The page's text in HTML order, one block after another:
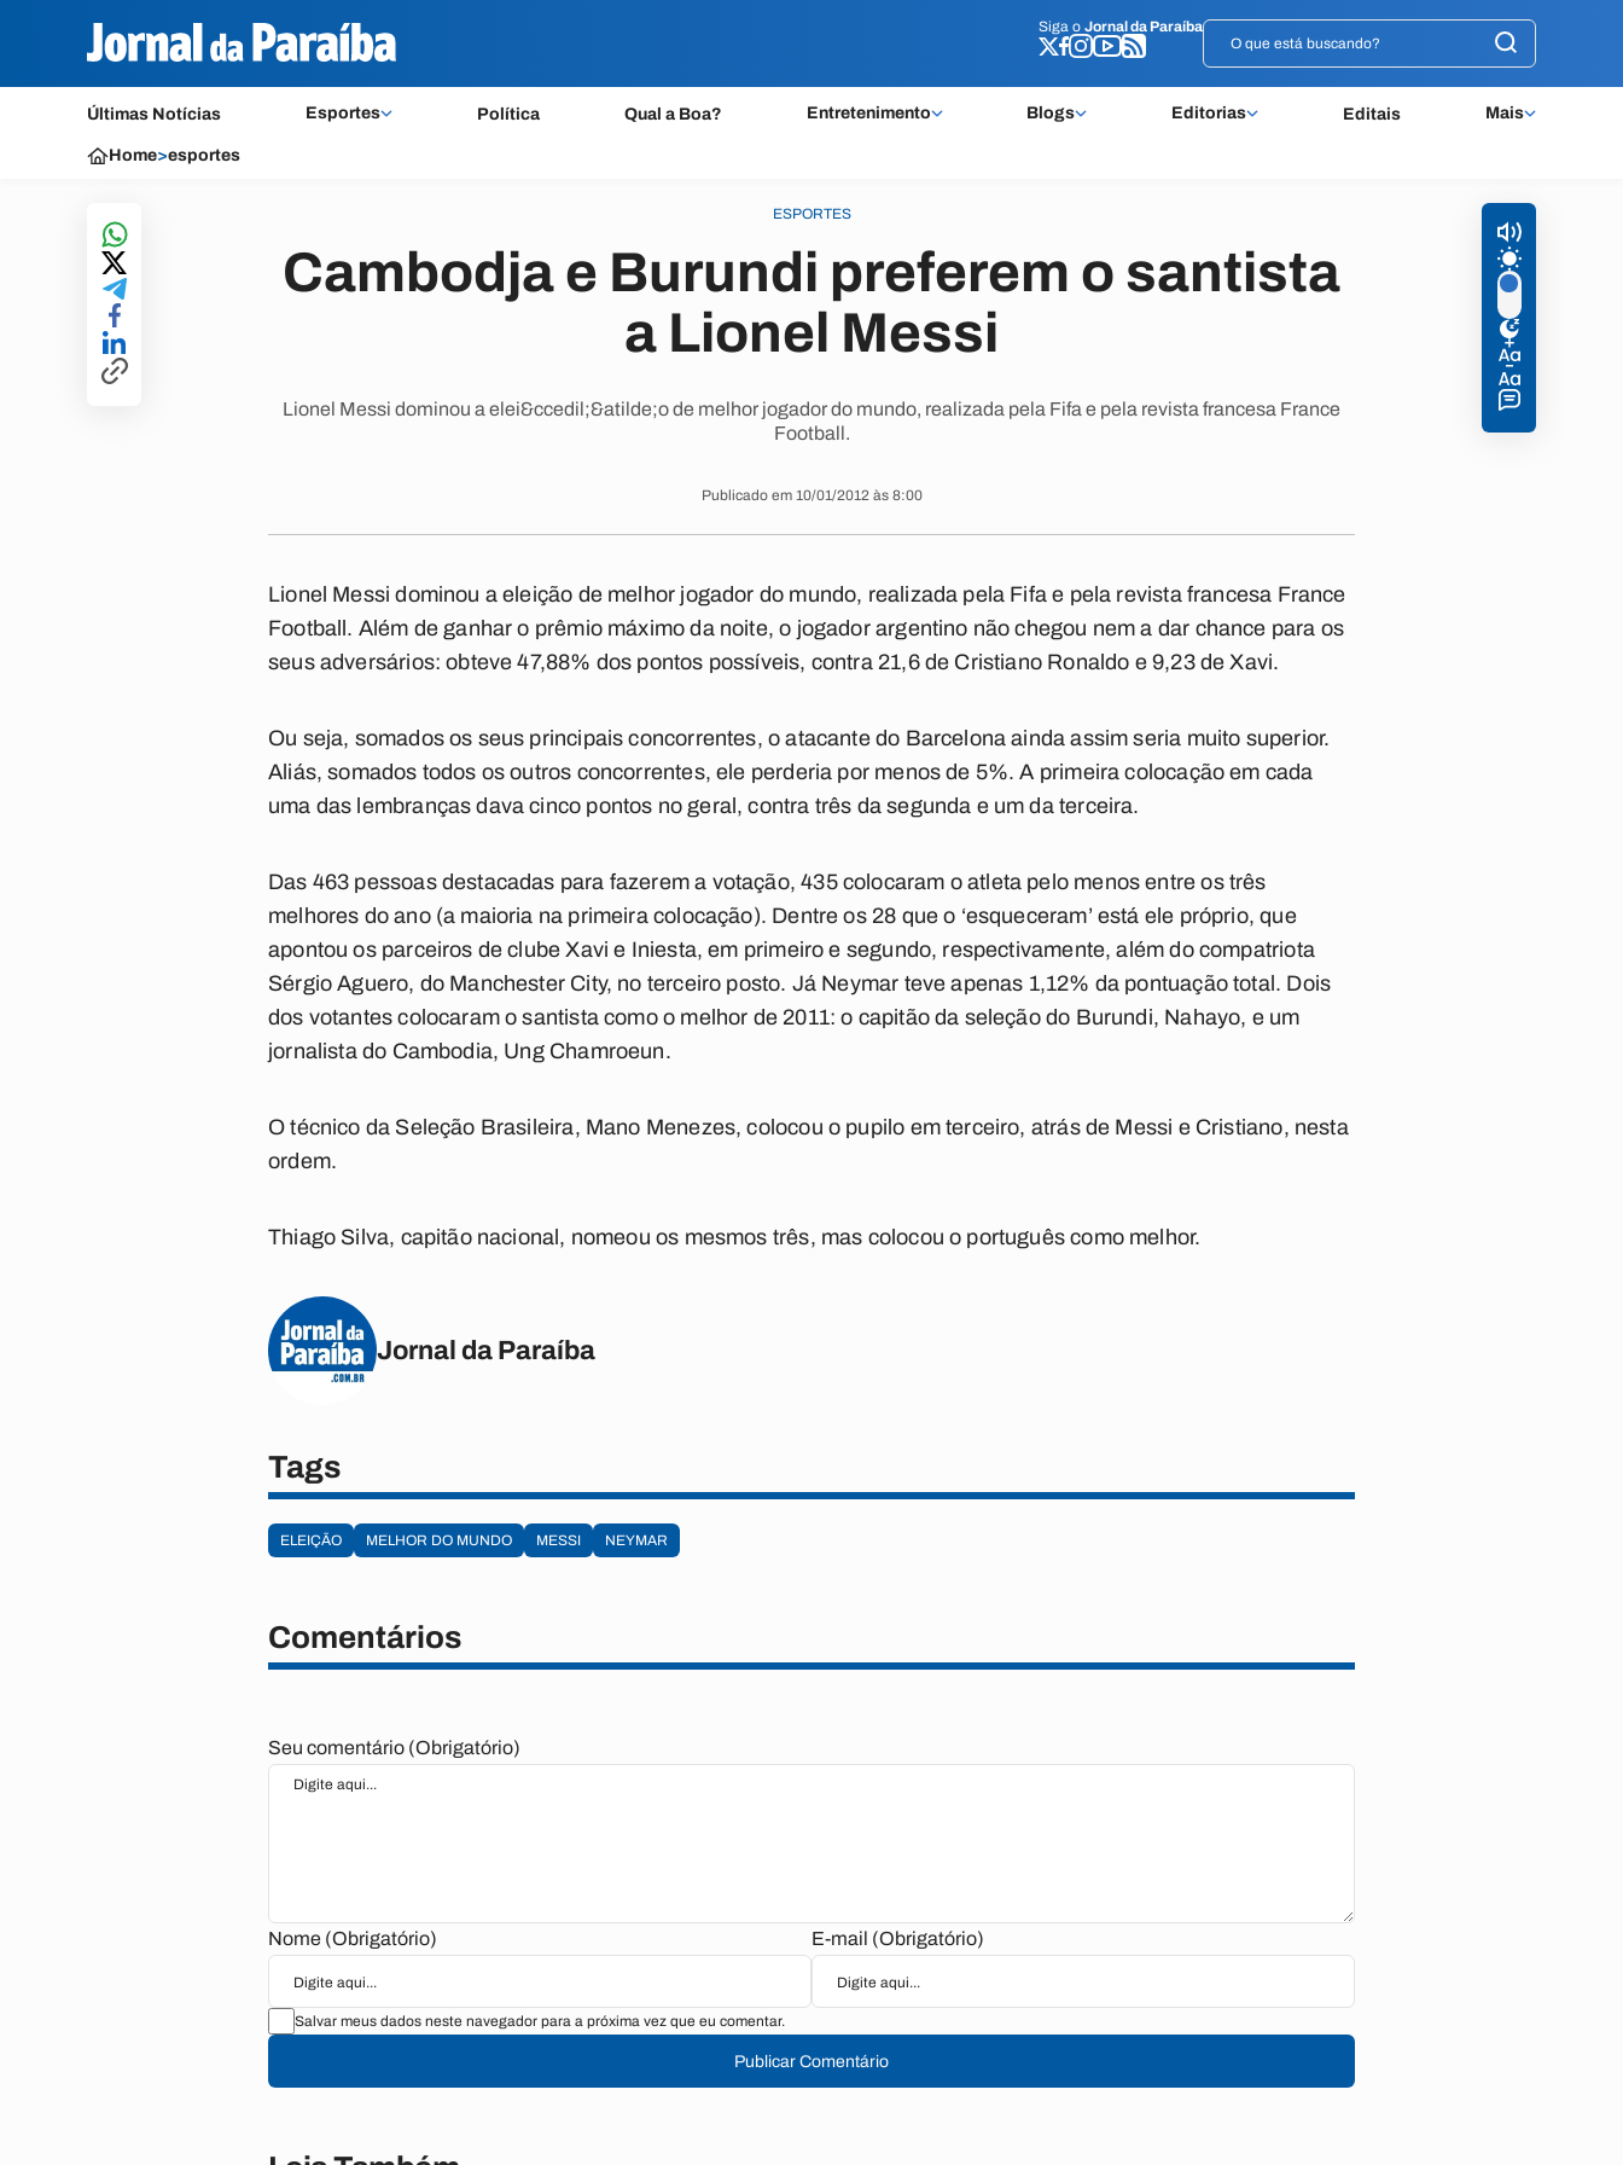
Siga o Jornal da Paraíba
Últimas Notícias Esportes Política Qual a Boa? Entretenimento Blogs Editorias Editais Mais
Siga o Jornal da Paraíba
Home>esportes
ESPORTES
Cambodja e Burundi preferem o santista
a Lionel Messi
Lionel Messi dominou a elei&ccedil;&atilde;o de melhor jogador do mundo, realizada pela Fifa e pela revista francesa France
Football.
Publicado em 10/01/2012 às 8:00
Lionel Messi dominou a eleição de melhor jogador do mundo, realizada pela Fifa e pela revista francesa France
Football. Além de ganhar o prêmio máximo da noite, o jogador argentino não chegou nem a dar chance para os
seus adversários: obteve 47,88% dos pontos possíveis, contra 21,6 de Cristiano Ronaldo e 9,23 de Xavi.
Ou seja, somados os seus principais concorrentes, o atacante do Barcelona ainda assim seria muito superior.
Aliás, somados todos os outros concorrentes, ele perderia por menos de 5%. A primeira colocação em cada
uma das lembranças dava cinco pontos no geral, contra três da segunda e um da terceira.
Das 463 pessoas destacadas para fazerem a votação, 435 colocaram o atleta pelo menos entre os três
melhores do ano (a maioria na primeira colocação). Dentre os 28 que o ‘esqueceram’ está ele próprio, que
apontou os parceiros de clube Xavi e Iniesta, em primeiro e segundo, respectivamente, além do compatriota
Sérgio Aguero, do Manchester City, no terceiro posto. Já Neymar teve apenas 1,12% da pontuação total. Dois
dos votantes colocaram o santista como o melhor de 2011: o capitão da seleção do Burundi, Nahayo, e um
jornalista do Cambodia, Ung Chamroeun.
O técnico da Seleção Brasileira, Mano Menezes, colocou o pupilo em terceiro, atrás de Messi e Cristiano, nesta
ordem.
Thiago Silva, capitão nacional, nomeou os mesmos três, mas colocou o português como melhor.
Jornal da Paraíba
Tags
ELEIÇÃO MELHOR DO MUNDO MESSI NEYMAR
Comentários
Seu comentário (Obrigatório)
Nome (Obrigatório) E-mail (Obrigatório)
Salvar meus dados neste navegador para a próxima vez que eu comentar.
Publicar Comentário